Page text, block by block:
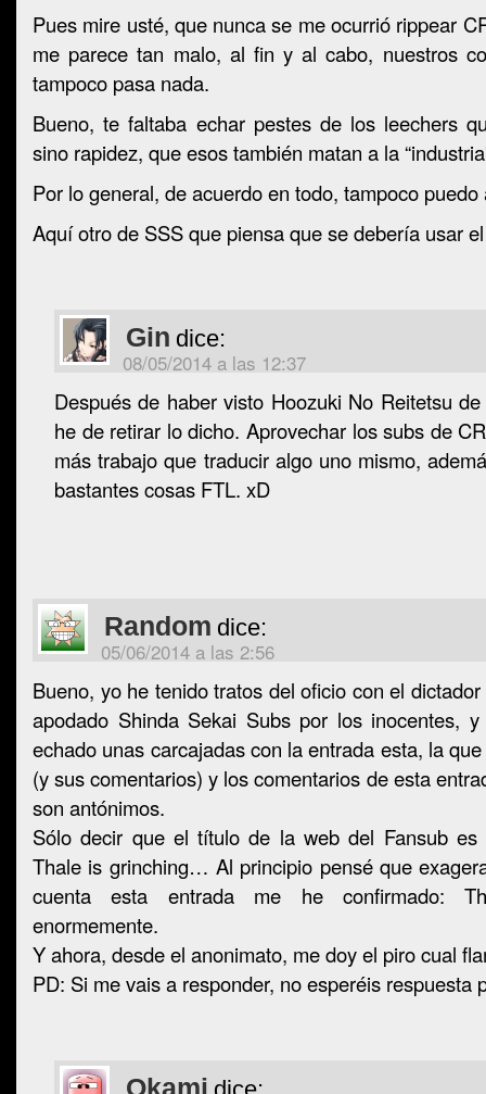
Pues mire usté, que nunca se me ocurrió rippear
me parece tan malo, al fin y al cabo, nuestros
tampoco pasa nada.
Bueno, te faltaba echar pestes de los leechers
sino rapidez, que esos también matan a la
Por lo general, de acuerdo en todo, tampoco
Aquí otro de SSS que piensa que se debería usar
Gin dice:
08/05/2014 a las 12:37
Después de haber visto Hoozuki No Reitetsu
he de retirar lo dicho. Aprovechar los subs de
más trabajo que traducir algo uno mismo,
bastantes cosas FTL. xD
Random dice:
05/06/2014 a las 2:56
Bueno, yo he tenido tratos del oficio con el
apodado Shinda Sekai Subs por los inocentes,
echado unas carcajadas con la entrada esta, la
(y sus comentarios) y los comentarios de esta
son antónimos.
Sólo decir que el título de la web del Fansub
Thale is grinching… Al principio pensé que
cuenta esta entrada me he confirmado:
enormemente.
Y ahora, desde el anonimato, me doy el piro cual
PD: Si me vais a responder, no esperéis
Okami